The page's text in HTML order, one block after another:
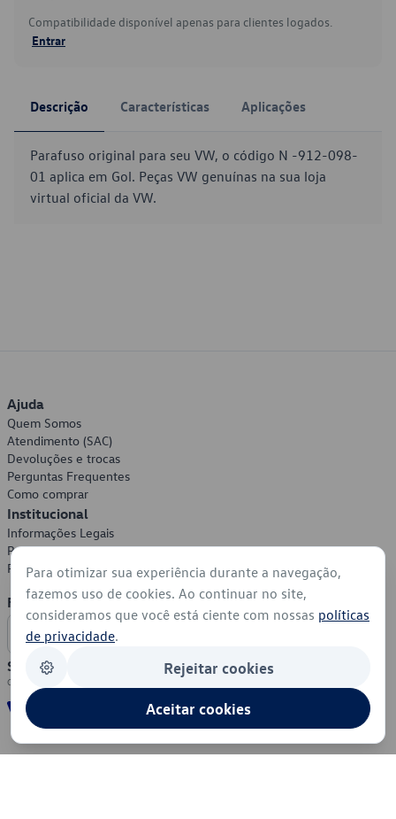
Compatibilidade disponível apenas para clientes logados.
Entrar
Descrição Características Aplicações
Parafuso original para seu VW, o código N -912-098-
01 aplica em Gol. Peças VW genuínas na sua loja
virtual oficial da VW.
Ajuda
Quem Somos
Atendimento (SAC)
Devoluções e trocas
Perguntas Frequentes
Como comprar
Institucional
Informações Legais
Política de Privacidade
Política de Cookies
Formas de Pagamento
Segurança
Para otimizar sua experiência durante a navegação,
fazemos uso de cookies. Ao continuar no site,
consideramos que você está ciente com nossas políticas
de privacidade.
Rejeitar cookies
Aceitar cookies